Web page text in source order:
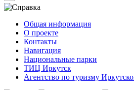
Общая информация
О проекте
Контакты
Навигация
Национальные парки
ТИЦ Иркутск
Агентство по туризму